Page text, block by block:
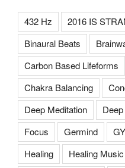
432 Hz 2016 IS
Binaural Beats
Carbon Based Lifeforms
Chakra Balancing
Deep Meditation
Focus
Germind
Healing
Healing